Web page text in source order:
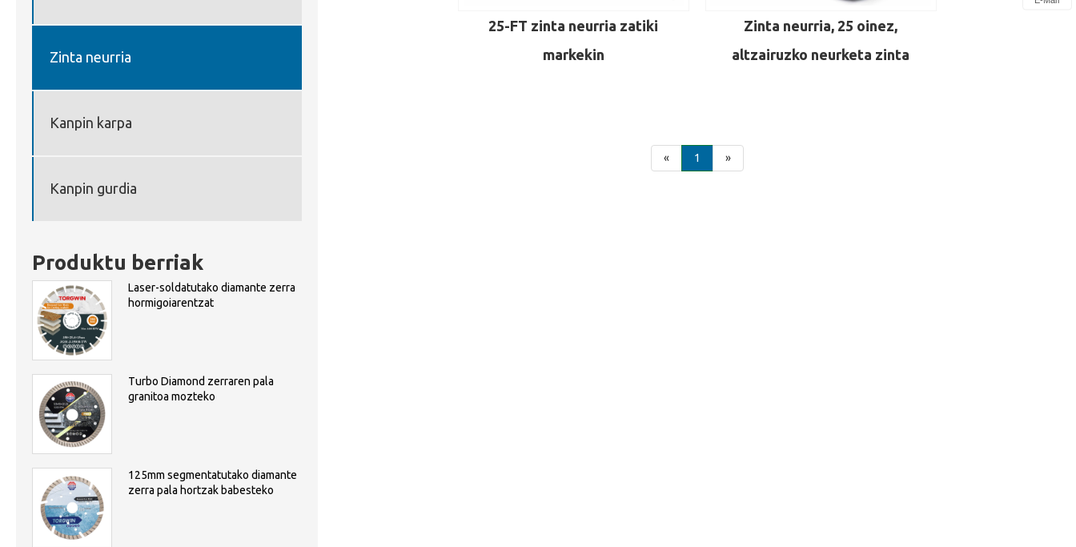
Zinta neurria
Kanpin karpa
Kanpin gurdia
Produktu berriak
Laser-soldatutako diamante zerra
hormigoiarentzat
Turbo Diamond zerraren pala
granitoa mozteko
125mm segmentatutako diamante
zerra pala hortzak babesteko
25-FT zinta neurria zatiki
markekin
Zinta neurria, 25 oinez,
altzairuzko neurketa zinta
« 1 »